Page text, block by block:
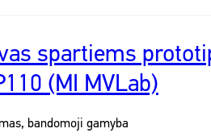
spartiems
(MI MVLab)
bandomoji gamyba